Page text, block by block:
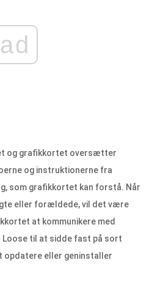
ad
og grafikkortet oversætter
og instruktionerne fra
som grafikkortet kan forstå. Når
eller forældede, vil det være
at kommunikere med
Loose til at sidde fast på sort
eller geninstaller